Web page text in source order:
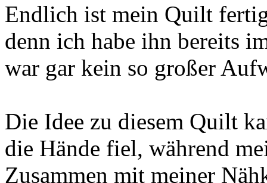
Endlich ist mein Quilt
denn ich habe ihn bereits
war gar kein so großer
Die Idee zu diesem Quilt
die Hände fiel, während
Zusammen mit meiner